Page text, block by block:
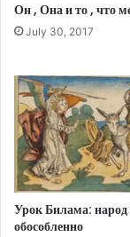
Он , Она и то , что
July 30, 2017
Урок Билама:
обособленно